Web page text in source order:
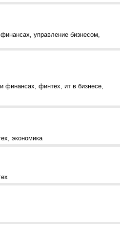
, управление бизнесом,
финансах, финтех, ит в бизнесе,
, экономика